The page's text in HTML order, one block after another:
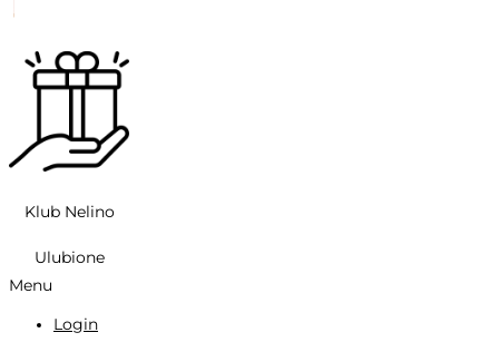
Klub Nelino
Ulubione
Menu
Login